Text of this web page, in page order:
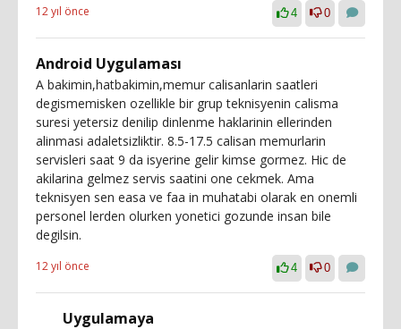
12 yıl önce 4 0
Android Uygulaması
A bakimin,hatbakimin,memur calisanlarin saatleri
degismemisken ozellikle bir grup teknisyenin calisma
suresi yetersiz denilip dinlenme haklarinin ellerinden
alinmasi adaletsizliktir. 8.5-17.5 calisan memurlarin
servisleri saat 9 da isyerine gelir kimse gormez. Hic de
akilarina gelmez servis saatini one cekmek. Ama
teknisyen sen easa ve faa in muhatabi olarak en onemli
personel lerden olurken yonetici gozunde insan bile
degilsin.
12 yıl önce 4 0
Uygulamaya